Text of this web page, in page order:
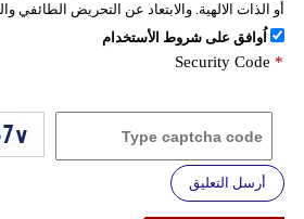
أو الذات الالهية. والابتعاد عن التحريض الطائفي
اُوافق على شروط الأستخدام
Security Code *
أرسل التعليق